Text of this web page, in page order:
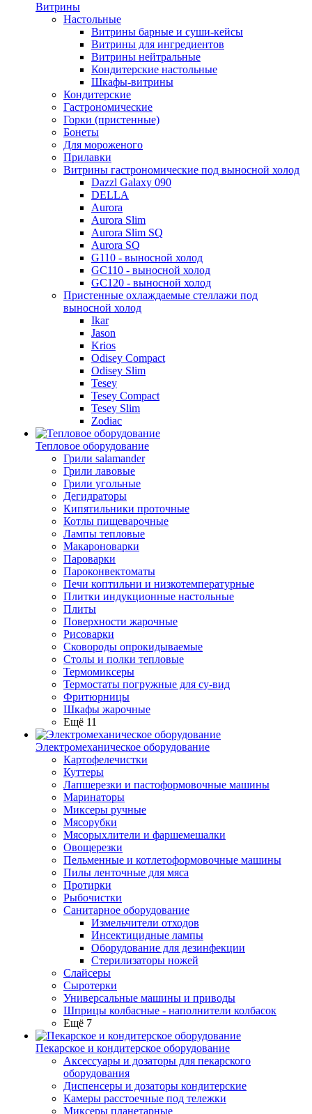
Витрины
Настольные
Витрины барные и суши-кейсы
Витрины для ингредиентов
Витрины нейтральные
Кондитерские настольные
Шкафы-витрины
Кондитерские
Гастрономические
Горки (пристенные)
Бонеты
Для мороженого
Прилавки
Витрины гастрономические под выносной холод
Dazzl Galaxy 090
DELLA
Aurora
Aurora Slim
Aurora Slim SQ
Aurora SQ
G110 - выносной холод
GC110 - выносной холод
GC120 - выносной холод
Пристенные охлаждаемые стеллажи под
выносной холод
Ikar
Jason
Krios
Odisey Compact
Odisey Slim
Tesey
Tesey Compact
Tesey Slim
Zodiac
Тепловое оборудование
Грили salamander
Грили лавовые
Грили угольные
Дегидраторы
Кипятильники проточные
Котлы пищеварочные
Лампы тепловые
Макароноварки
Пароварки
Пароконвектоматы
Печи коптильни и низкотемпературные
Плитки индукционные настольные
Плиты
Поверхности жарочные
Рисоварки
Сковороды опрокидываемые
Столы и полки тепловые
Термомиксеры
Термостаты погружные для су-вид
Фритюрницы
Шкафы жарочные
Ещё 11
Электромеханическое оборудование
Картофелечистки
Куттеры
Лапшерезки и пастоформовочные машины
Маринаторы
Миксеры ручные
Мясорубки
Мясорыхлители и фаршемешалки
Овощерезки
Пельменные и котлетоформовочные машины
Пилы ленточные для мяса
Протирки
Рыбочистки
Санитарное оборудование
Измельчители отходов
Инсектицидные лампы
Оборудование для дезинфекции
Стерилизаторы ножей
Слайсеры
Сыротерки
Универсальные машины и приводы
Шприцы колбасные - наполнители колбасок
Ещё 7
Пекарское и кондитерское оборудование
Аксессуары и дозаторы для пекарского
оборудования
Диспенсеры и дозаторы кондитерские
Камеры расстоечные под тележки
Миксеры планетарные